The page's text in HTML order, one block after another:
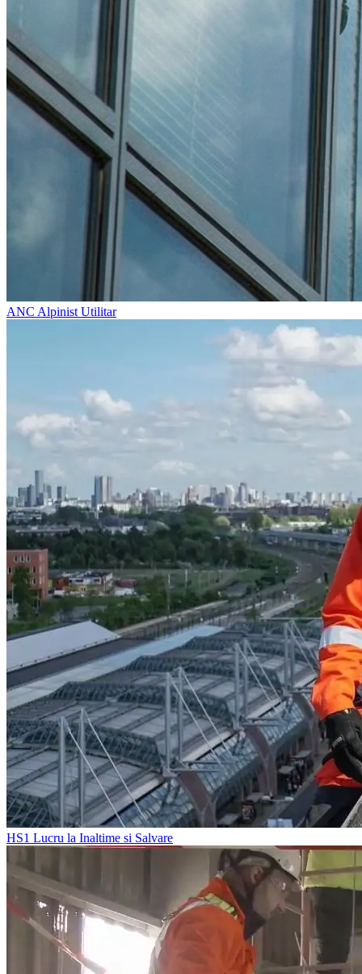
ANC Alpinist Utilitar
HS1 Lucru la Inaltime si Salvare